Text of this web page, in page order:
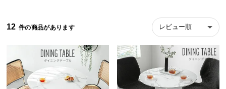
テ
特
集
12 レビュー順